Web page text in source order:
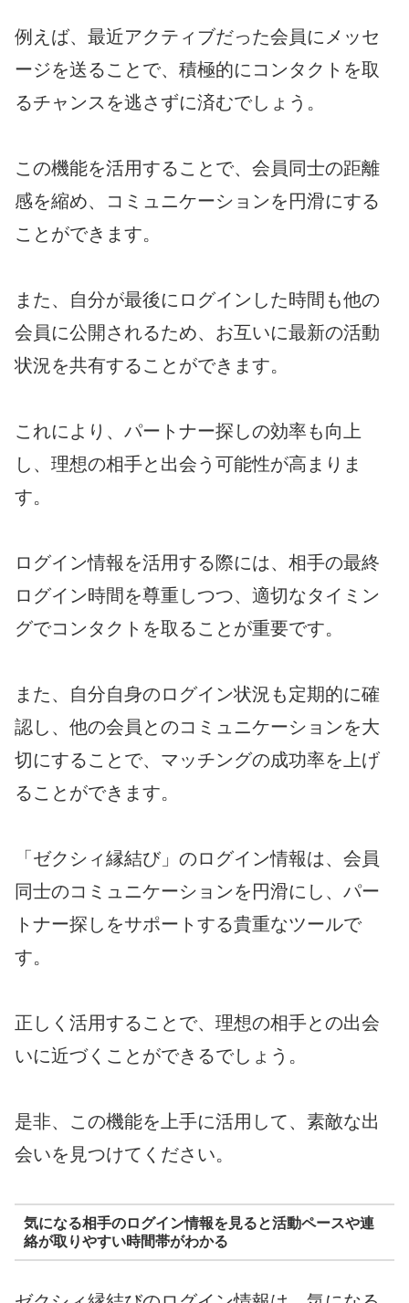
例えば、最近アクティブだった会員にメッセ
ージを送ることで、積極的にコンタクトを取
るチャンスを逃さずに済むでしょう。
この機能を活用することで、会員同士の距離
感を縮め、コミュニケーションを円滑にする
ことができます。
また、自分が最後にログインした時間も他の
会員に公開されるため、お互いに最新の活動
状況を共有することができます。
これにより、パートナー探しの効率も向上
し、理想の相手と出会う可能性が高まりま
す。
ログイン情報を活用する際には、相手の最終
ログイン時間を尊重しつつ、適切なタイミン
グでコンタクトを取ることが重要です。
また、自分自身のログイン状況も定期的に確
認し、他の会員とのコミュニケーションを大
切にすることで、マッチングの成功率を上げ
ることができます。
「ゼクシィ縁結び」のログイン情報は、会員
同士のコミュニケーションを円滑にし、パー
トナー探しをサポートする貴重なツールで
す。
正しく活用することで、理想の相手との出会
いに近づくことができるでしょう。
是非、この機能を上手に活用して、素敵な出
会いを見つけてください。
気になる相手のログイン情報を見ると活動ペースや連
絡が取りやすい時間帯がわかる